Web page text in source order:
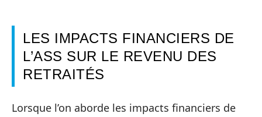
LES IMPACTS FINANCIERS DE
L’ASS SUR LE REVENU DES
RETRAITÉS
Lorsque l’on aborde les impacts financiers de